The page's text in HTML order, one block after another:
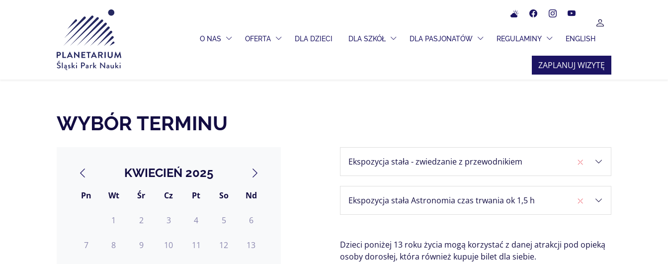
Planetarium Śląski Park Nauki
O NAS PRZEŁĄCZ MENU ROZWIJANE
OFERTA PRZEŁĄCZ MENU ROZWIJANE
DLA DZIECI DLA SZKÓŁ PRZEŁĄCZ MENU ROZWIJANE
DLA PASJONATÓW PRZEŁĄCZ MENU ROZWIJANE
REGULAMINY PRZEŁĄCZ MENU ROZWIJANE
ENGLISH
ZAPLANUJ WIZYTĘ
MeteoFacebookInstagramYouTube
WYBÓR TERMINU
Ekspozycja stała - zwiedzanie z przewodnikiem
Ekspozycja stała Astronomia czas trwania ok 1,5 h
Dzieci poniżej 13 roku życia mogą korzystać z danej atrakcji pod opieką
osoby dorosłej, która również kupuje bilet dla siebie.
KWIECIEŃ 2025
Pn Wt Śr Cz Pt So Nd
1 2 3 4 5 6
7 8 9 10 11 12 13